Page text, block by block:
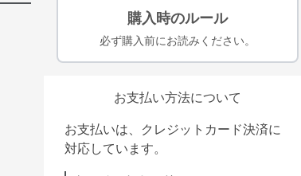
購入時のルール
必ず購入前にお読みください。
お支払い方法について
お支払いは、クレジットカード決済に
対応しています。